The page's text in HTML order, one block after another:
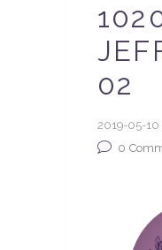
02
2019-05-10
0